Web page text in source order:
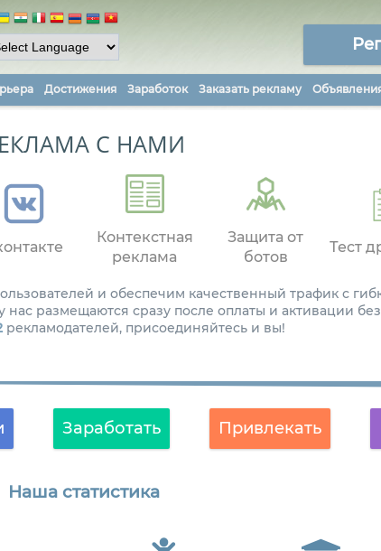
Достижения Заработок Заказать рекламу
С НАМИ
Контекстная
реклама
Защита от
ботов
Тест
и обеспечим качественный трафик с
размещаются сразу после оплаты и активации
рекламодателей, присоединяйтесь и вы!
Заработать Привлекать
Наша статистика